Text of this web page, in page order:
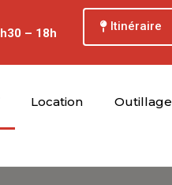
– 18h Itinéraire
Location Outillage